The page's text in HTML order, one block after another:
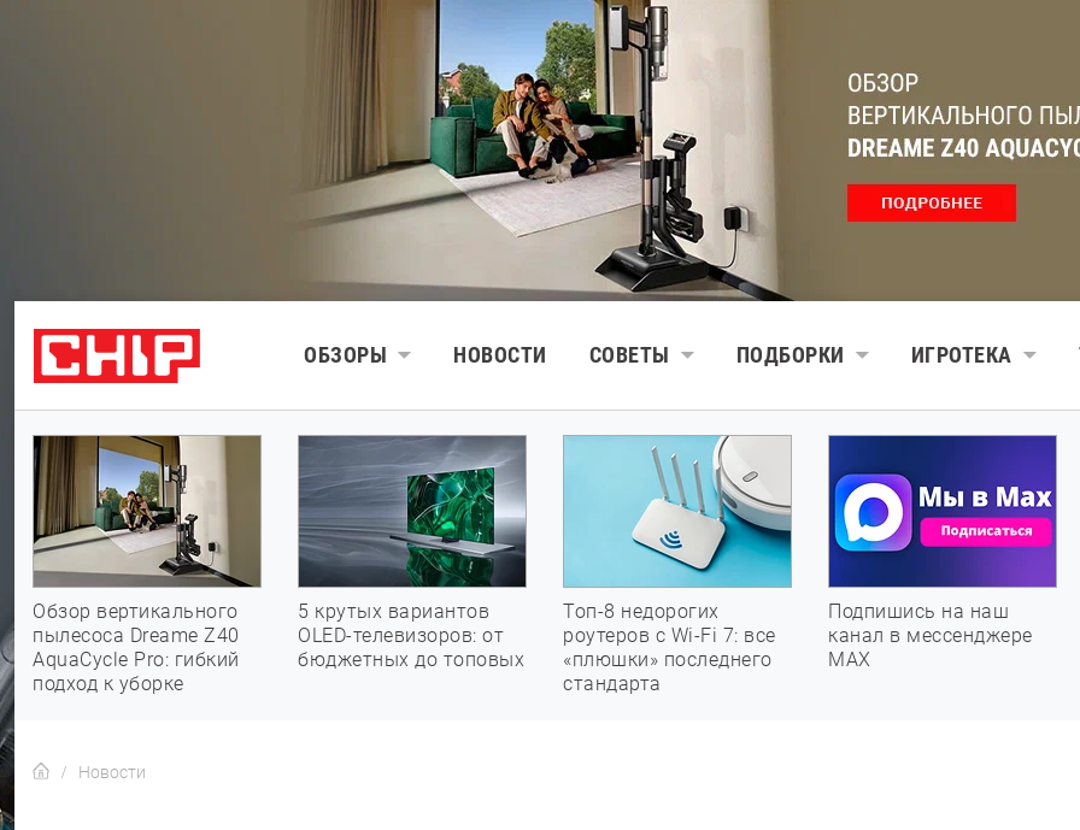
ОБЗОРЫ НОВОСТИ СОВЕТЫ ПОДБОРКИ ИГРОТЕКА
Обзор вертикального
пылесоса Dreame Z40
AquaCycle Pro: гибкий
подход к уборке
5 крутых вариантов
OLED-телевизоров: от
бюджетных до топовых
Топ-8 недорогих
роутеров с Wi-Fi 7: все
«плюшки» последнего
стандарта
Подпишись на наш
канал в мессенджере
МАХ
Новости